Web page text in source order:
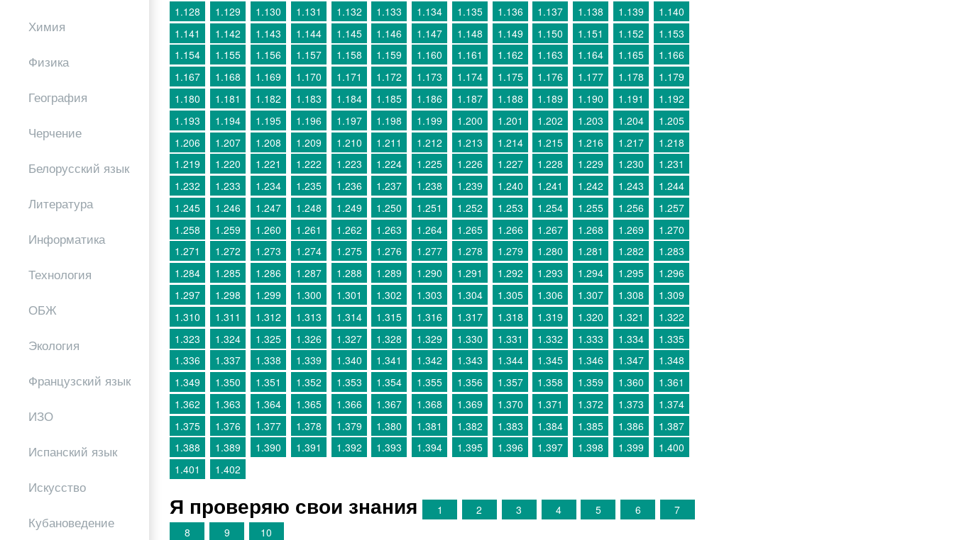
Химия
Физика
География
Черчение
Белорусский язык
Литература
Информатика
Технология
ОБЖ
Экология
Французский язык
ИЗО
Испанский язык
Искусство
Кубановедение
1.128
1.129 1.130 1.131 1.132 1.133 1.134 1.135 1.136 1.137 1.138 1.139
1.140
1.141
1.142 1.143 1.144 1.145 1.146 1.147 1.148 1.149 1.150 1.151 1.152
1.153
1.154
1.155 1.156 1.157 1.158 1.159 1.160 1.161 1.162 1.163 1.164 1.165
1.166
1.167
1.168 1.169 1.170 1.171 1.172 1.173 1.174 1.175 1.176 1.177 1.178
1.179
1.180
1.181 1.182 1.183 1.184 1.185 1.186 1.187 1.188 1.189 1.190 1.191
1.192
1.193
1.194 1.195 1.196 1.197 1.198 1.199 1.200 1.201 1.202 1.203 1.204
1.205
1.206
1.207 1.208 1.209 1.210 1.211 1.212 1.213 1.214 1.215 1.216 1.217
1.218
1.219
1.220 1.221 1.222 1.223 1.224 1.225 1.226 1.227 1.228 1.229 1.230
1.231
1.232
1.233 1.234 1.235 1.236 1.237 1.238 1.239 1.240 1.241 1.242 1.243
1.244
1.245
1.246 1.247 1.248 1.249 1.250 1.251 1.252 1.253 1.254 1.255 1.256
1.257
1.258
1.259 1.260 1.261 1.262 1.263 1.264 1.265 1.266 1.267 1.268 1.269
1.270
1.271
1.272 1.273 1.274 1.275 1.276 1.277 1.278 1.279 1.280 1.281 1.282
1.283
1.284
1.285 1.286 1.287 1.288 1.289 1.290 1.291 1.292 1.293 1.294 1.295
1.296
1.297
1.298 1.299 1.300 1.301 1.302 1.303 1.304 1.305 1.306 1.307 1.308
1.309
1.310
1.311 1.312 1.313 1.314 1.315 1.316 1.317 1.318 1.319 1.320 1.321
1.322
1.323
1.324 1.325 1.326 1.327 1.328 1.329 1.330 1.331 1.332 1.333 1.334
1.335
1.336
1.337 1.338 1.339 1.340 1.341 1.342 1.343 1.344 1.345 1.346 1.347
1.348
1.349
1.350 1.351 1.352 1.353 1.354 1.355 1.356 1.357 1.358 1.359 1.360
1.361
1.362
1.363 1.364 1.365 1.366 1.367 1.368 1.369 1.370 1.371 1.372 1.373
1.374
1.375
1.376 1.377 1.378 1.379 1.380 1.381 1.382 1.383 1.384 1.385 1.386
1.387
1.388
1.389 1.390 1.391 1.392 1.393 1.394 1.395 1.396 1.397 1.398 1.399
1.400
1.401
1.402
Я проверяю свои знания 1 2 3 4 5 6
7
8
9 10